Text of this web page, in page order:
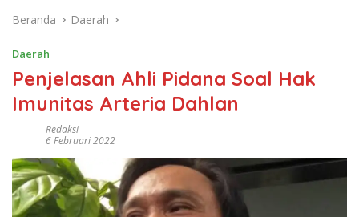
Beranda Daerah
Daerah
Penjelasan Ahli Pidana Soal Hak
Imunitas Arteria Dahlan
Redaksi
6 Februari 2022